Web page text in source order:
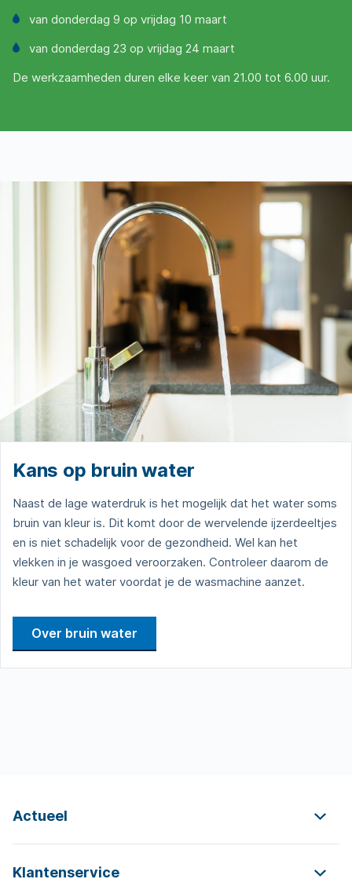
van donderdag 9 op vrijdag 10 maart
van donderdag 23 op vrijdag 24 maart
De werkzaamheden duren elke keer van 21.00 tot 6.00 uur.
Kans op bruin water
Naast de lage waterdruk is het mogelijk dat het water soms
bruin van kleur is. Dit komt door de wervelende ijzerdeeltjes
en is niet schadelijk voor de gezondheid. Wel kan het
vlekken in je wasgoed veroorzaken. Controleer daarom de
kleur van het water voordat je de wasmachine aanzet.
Over bruin water
Actueel
Klantenservice